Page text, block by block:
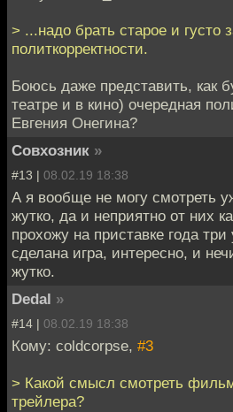
> ...надо брать старое и густо
политкорректности.
Боюсь даже представить, как
театре и в кино) очередная
Евгения Онегина?
Совхозник »
#13 | 08.02.19 18:38
А я вообще не могу смотреть
жутко, да и неприятно от них
прохожу на приставке года
сделана игра, интересно, и
жутко.
Dedal »
#14 | 08.02.19 18:38
Кому: coldcorpse, #3
> Какой смысл смотреть
трейлера?